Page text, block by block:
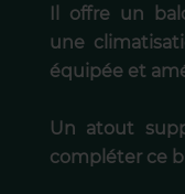
Il offre un
une
équipée et
Un atout
compléter ce